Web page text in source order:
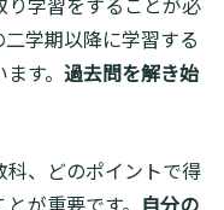
学期以降に学習する
ます。過去問を解き始
、どのポイントで得
が重要です。 自分の